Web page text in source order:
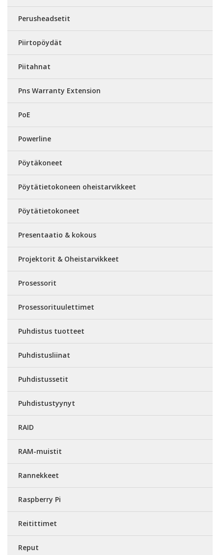
Perusheadsetit
Piirtopöydät
Piitahnat
Pns Warranty Extension
PoE
Powerline
Pöytäkoneet
Pöytätietokoneen oheistarvikkeet
Pöytätietokoneet
Presentaatio & kokous
Projektorit & Oheistarvikkeet
Prosessorit
Prosessorituulettimet
Puhdistus tuotteet
Puhdistusliinat
Puhdistussetit
Puhdistustyynyt
RAID
RAM-muistit
Rannekkeet
Raspberry Pi
Reitittimet
Reput